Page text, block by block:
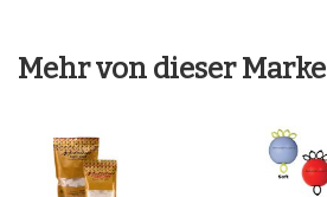
Mehr von dieser Marke